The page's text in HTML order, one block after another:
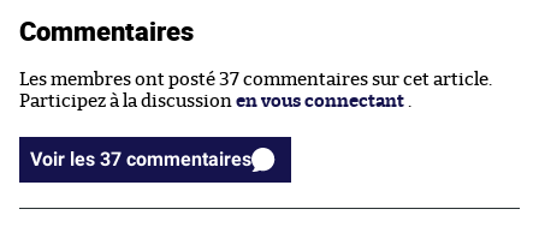
Commentaires
Les membres ont posté 37 commentaires sur cet article.
Participez à la discussion en vous connectant
Voir les 37 commentaires